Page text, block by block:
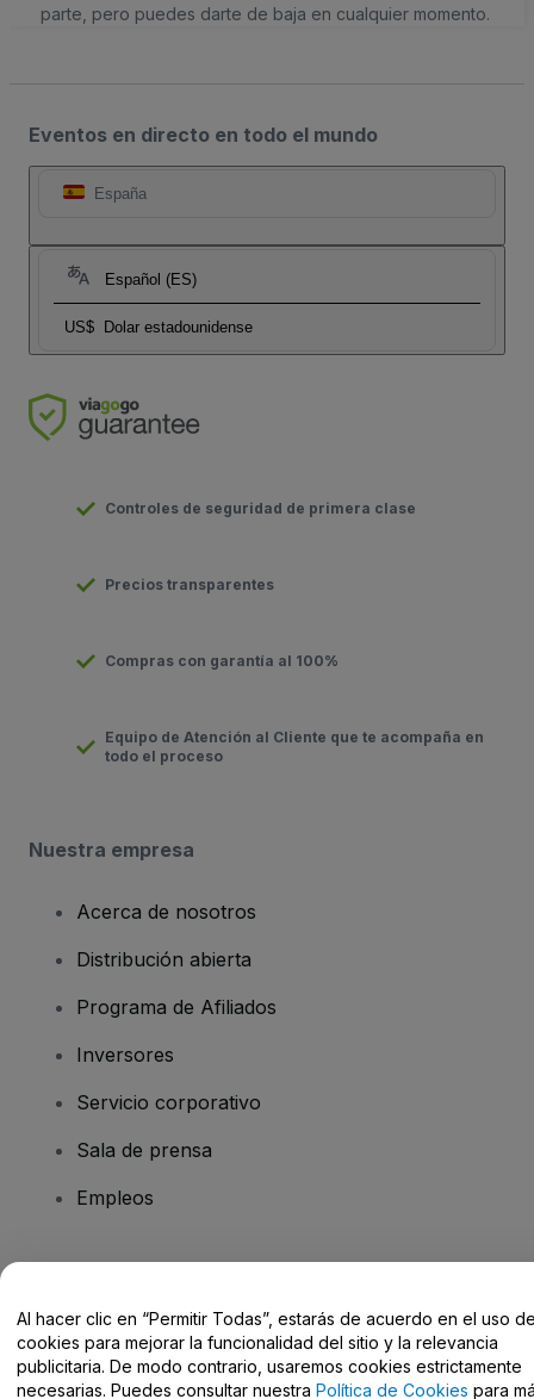
parte, pero puedes darte de baja en cualquier momento.
Eventos en directo en todo el mundo
España
Español (ES)
US$ Dolar estadounidense
Controles de seguridad de primera clase
Precios transparentes
Compras con garantía al 100%
Equipo de Atención al Cliente que te acompaña en
todo el proceso
Nuestra empresa
Acerca de nosotros
Distribución abierta
Programa de Afiliados
Inversores
Servicio corporativo
Sala de prensa
Empleos
Centro de Ayuda / Contacto
Al hacer clic en “Permitir Todas”, estarás de acuerdo en el uso
cookies para mejorar la funcionalidad del sitio y la relevancia
publicitaria. De modo contrario, usaremos cookies estrictamente
necesarias. Puedes consultar nuestra Política de Cookies para